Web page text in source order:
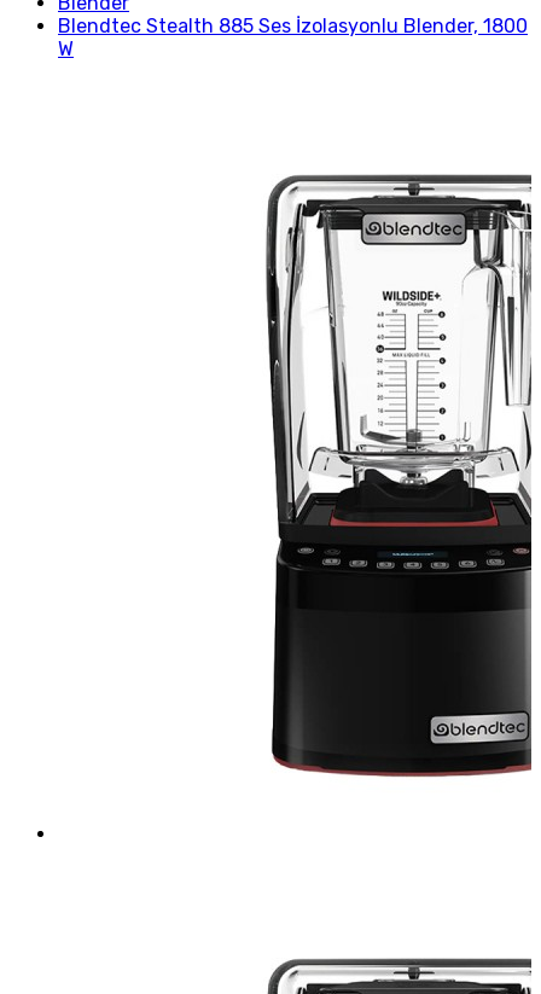
Blendtec Stealth 885 Ses İzolasyonlu Blender, 1800
W